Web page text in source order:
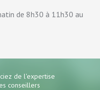
de 8h30 à 11h30 au
de l'expertise
conseillers